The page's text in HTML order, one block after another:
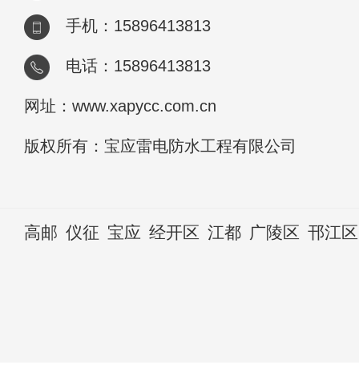
手机：15896413813
电话：15896413813
网址：www.xapycc.com.cn
版权所有：宝应雷电防水工程有限公司
高邮 仪征 宝应 经开区 江都 广陵区 邗江区